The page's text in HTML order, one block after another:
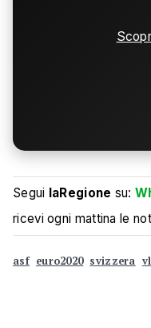
Segui laRegione su:
ricevi ogni mattina le
asf euro2020 svizzera